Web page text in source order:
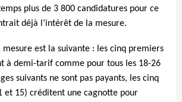
plus de 3 800 candidatures pour ce
déjà l’intérêt de la mesure.
est la suivante : les cinq premiers
à demi-tarif comme pour tous les 18-26
suivants ne sont pas payants, les cinq
et 15) créditent une cagnotte pour